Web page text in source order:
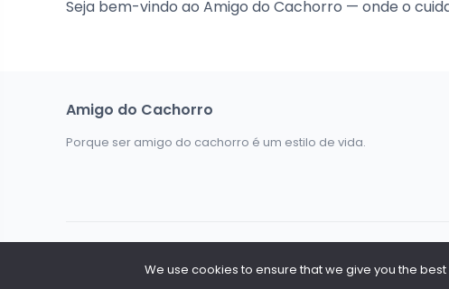
Seja bem-vindo ao Amigo do Cachorro — onde o
Amigo do Cachorro
Porque ser amigo do cachorro é um estilo de vida.
We use cookies to ensure that we give you the